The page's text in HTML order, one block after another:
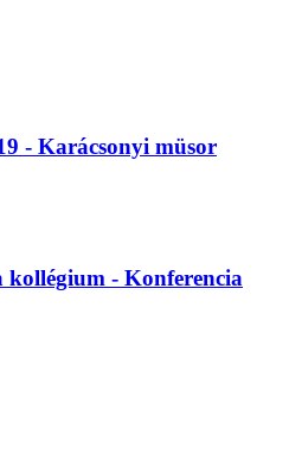
- Karácsonyi müsor
- Konferencia